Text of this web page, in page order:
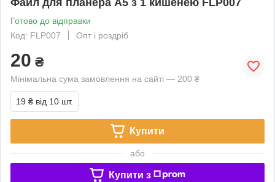
Готово до відправки
Код: FLP007
Опт і роздріб
20 ₴
Мінімальна сума замовлення на сайті — 200 ₴
19 ₴ від 10 шт.
Купити
або
Купити з